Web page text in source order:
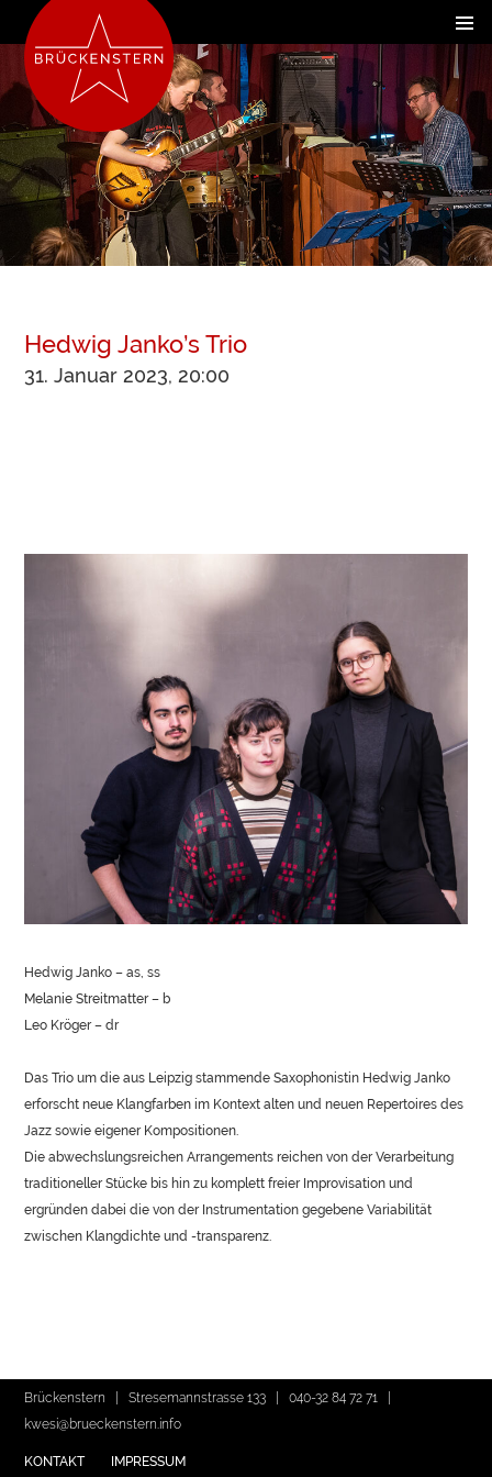
Hedwig Janko’s Trio
31. Januar 2023, 20:00
HedwigJanko – as, ss
Melanie Streitmatter – b
Leo Kröger – dr
Das Trio um die aus Leipzig stammende Saxophonistin HedwigJanko
erforscht neue Klangfarben im Kontext alten und neuen Repertoires des
Jazz sowie eigener Kompositionen.
Die abwechslungsreichen Arrangements reichen von der Verarbeitung
traditioneller Stücke bis hin zu komplett freier Improvisation und
ergründen dabei die von der Instrumentation gegebene Variabilität
zwischen Klangdichte und -transparenz.
Brückenstern | Stresemannstrasse 133 |040-32 84 72 71
kwesi@brueckenstern.info
KONTAKT IMPRESSUM